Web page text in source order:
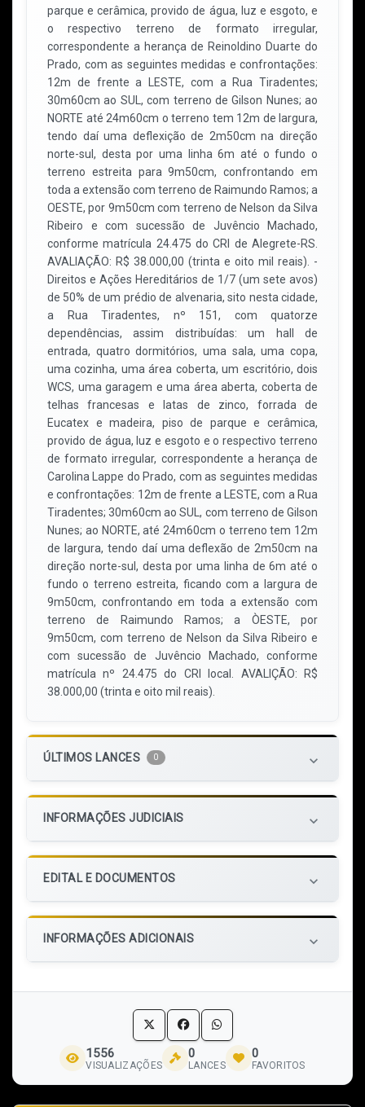
parque e cerâmica, provido de água, luz e esgoto, e
o respectivo terreno de formato irregular,
correspondente a herança de Reinoldino Duarte do
Prado, com as seguintes medidas e confrontações:
12m de frente a LESTE, com a Rua Tiradentes;
30m60cm ao SUL, com terreno de Gilson Nunes; ao
NORTE até 24m60cm o terreno tem 12m de largura,
tendo daí uma deflexição de 2m50cm na direção
norte-sul, desta por uma linha 6m até o fundo o
terreno estreita para 9m50cm, confrontando em
toda a extensão com terreno de Raimundo Ramos; a
OESTE, por 9m50cm com terreno de Nelson da Silva
Ribeiro e com sucessão de Juvêncio Machado,
conforme matrícula 24.475 do CRI de Alegrete-RS.
AVALIAÇÃO: R$ 38.000,00 (trinta e oito mil reais). -
Direitos e Ações Hereditários de 1/7 (um sete avos)
de 50% de um prédio de alvenaria, sito nesta cidade,
a Rua Tiradentes, nº 151, com quatorze
dependências, assim distribuídas: um hall de
entrada, quatro dormitórios, uma sala, uma copa,
uma cozinha, uma área coberta, um escritório, dois
WCS, uma garagem e uma área aberta, coberta de
telhas francesas e latas de zinco, forrada de
Eucatex e madeira, piso de parque e cerâmica,
provido de água, luz e esgoto e o respectivo terreno
de formato irregular, correspondente a herança de
Carolina Lappe do Prado, com as seguintes medidas
e confrontações: 12m de frente a LESTE, com a Rua
Tiradentes; 30m60cm ao SUL, com terreno de Gilson
Nunes; ao NORTE, até 24m60cm o terreno tem 12m
de largura, tendo daí uma deflexão de 2m50cm na
direção norte-sul, desta por uma linha de 6m até o
fundo o terreno estreita, ficando com a largura de
9m50cm, confrontando em toda a extensão com
terreno de Raimundo Ramos; a ÒESTE, por
9m50cm, com terreno de Nelson da Silva Ribeiro e
com sucessão de Juvêncio Machado, conforme
matrícula nº 24.475 do CRI local. AVALIÇÃO: R$
38.000,00 (trinta e oito mil reais).
ÚLTIMOS LANCES 0 keyboard_arrow_down
INFORMAÇÕES JUDICIAIS keyboard_arrow_down
EDITAL E DOCUMENTOS keyboard_arrow_down
INFORMAÇÕES ADICIONAIS keyboard_arrow_down
1556
VISUALIZAÇÕES
0
LANCES
0
FAVORITOS